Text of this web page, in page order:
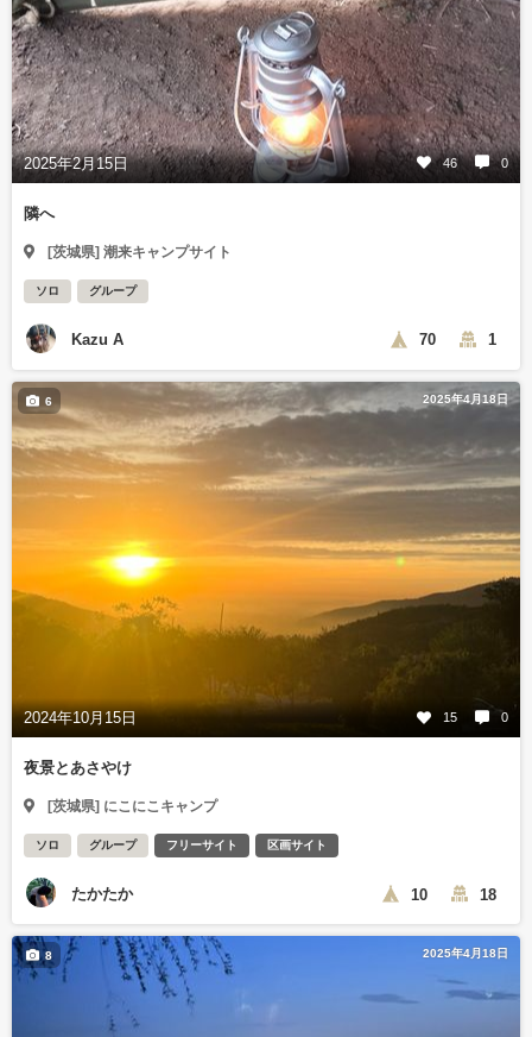
2025年2月15日 46 0
隣へ
[茨城県] 潮来キャンプサイト
ソロ グループ
Kazu A 70 1
2025年4月18日
2024年10月15日 15 0
6
夜景とあさやけ
[茨城県] にこにこキャンプ
ソロ グループ フリーサイト 区画サイト
たかたか 10 18
2025年4月18日
8